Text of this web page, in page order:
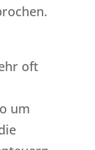
oft
um